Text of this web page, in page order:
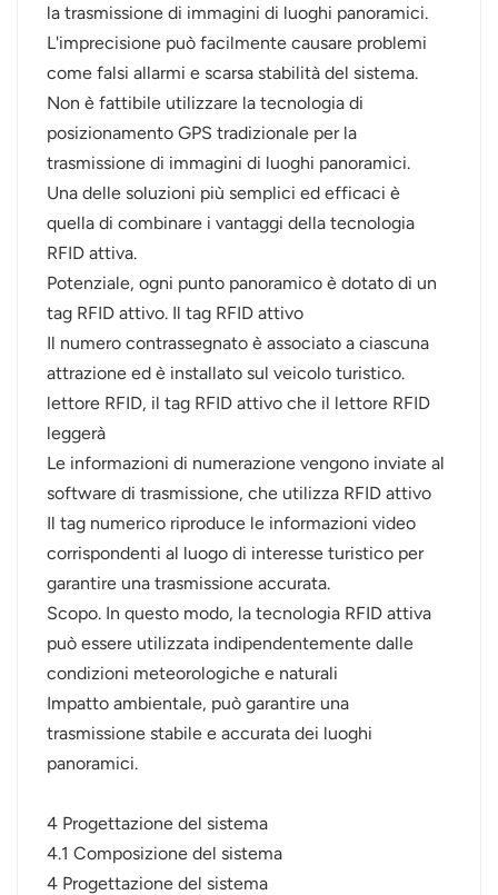
la trasmissione di immagini di luoghi panoramici.
L'imprecisione può facilmente causare problemi
come falsi allarmi e scarsa stabilità del sistema.
Non è fattibile utilizzare la tecnologia di
posizionamento GPS tradizionale per la
trasmissione di immagini di luoghi panoramici.
Una delle soluzioni più semplici ed efficaci è
quella di combinare i vantaggi della tecnologia
RFID attiva.
Potenziale, ogni punto panoramico è dotato di un
tag RFID attivo. Il tag RFID attivo
Il numero contrassegnato è associato a ciascuna
attrazione ed è installato sul veicolo turistico.
lettore RFID, il tag RFID attivo che il lettore RFID
leggerà
Le informazioni di numerazione vengono inviate al
software di trasmissione, che utilizza RFID attivo
Il tag numerico riproduce le informazioni video
corrispondenti al luogo di interesse turistico per
garantire una trasmissione accurata.
Scopo. In questo modo, la tecnologia RFID attiva
può essere utilizzata indipendentemente dalle
condizioni meteorologiche e naturali
Impatto ambientale, può garantire una
trasmissione stabile e accurata dei luoghi
panoramici.
4 Progettazione del sistema
4.1 Composizione del sistema
4 Progettazione del sistema